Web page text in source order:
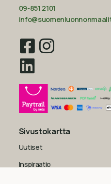
09-851 2101
Sivustokartta
Uutiset
Inspiraatio